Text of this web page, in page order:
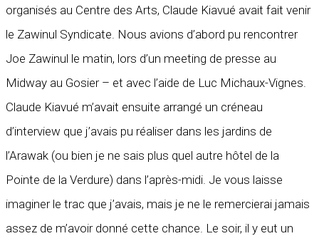
organisés au Centre des Arts, Claude Kiavué avait fait venir
le Zawinul Syndicate. Nous avions d’abord pu rencontrer
Joe Zawinul le matin, lors d’un meeting de presse au
Midway au Gosier – et avec l’aide de Luc Michaux-Vignes.
Claude Kiavué m’avait ensuite arrangé un créneau
d’interview que j’avais pu réaliser dans les jardins de
l’Arawak (ou bien je ne sais plus quel autre hôtel de la
Pointe de la Verdure) dans l’après-midi. Je vous laisse
imaginer le trac que j’avais, mais je ne le remercierai jamais
assez de m’avoir donné cette chance. Le soir, il y eut un